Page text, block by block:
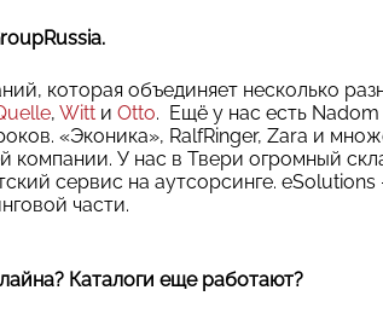
которая объединяет несколько
, Witt и Otto. Ещё у нас есть
«Эконика», RalfRinger, Zara и
У нас в Твери огромный
сервис на аутсорсинге.
части.
Каталоги еще работают?